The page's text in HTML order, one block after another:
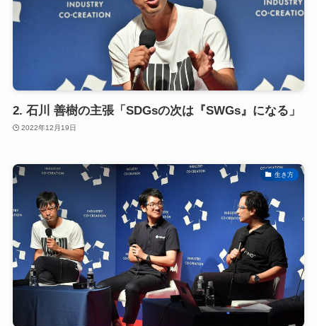
2. 石川 善樹の主張「SDGsの次は『SWGs』になる」
2022年12月19日
生き方